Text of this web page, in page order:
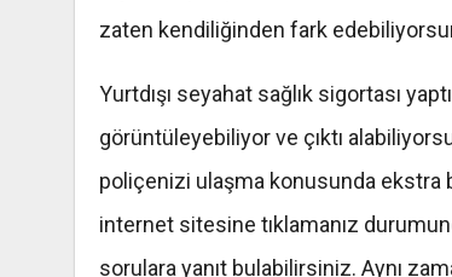
zaten kendiliğinden fark
Yurtdışı seyahat sağlık sigortası
görüntüleyebiliyor ve çıktı
poliçenizi ulaşma konusunda ekstra
internet sitesine tıklamanız
sorulara yanıt bulabilirsiniz. Aynı